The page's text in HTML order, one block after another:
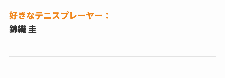
好きなテニスプレーヤー：
錦織 圭